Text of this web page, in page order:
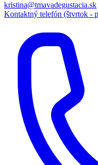
kristina@tmavadegustacia.sk
Kontaktný telefón (štvrtok -